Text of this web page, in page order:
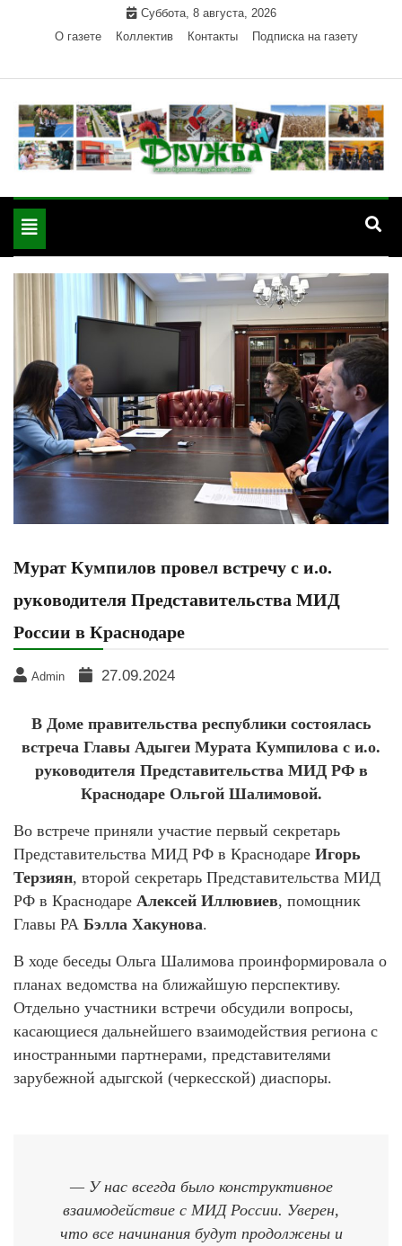
Суббота, 8 августа, 2026
О газете
Коллектив Контакты Подписка на газету
"Дружба" — газета
района РА
Красногвардейского района Республики Адыгея
Toggle
navigation
Мурат Кумпилов провел встречу с и.о.
руководителя Представительства МИД
России в Краснодаре
Admin 27.09.2024
В Доме правительства республики состоялась
встреча Главы Адыгеи Мурата Кумпилова с и.о.
руководителя Представительства МИД РФ в
Краснодаре Ольгой Шалимовой.
Во встрече приняли участие первый секретарь
Представительства МИД РФ в Краснодаре Игорь
Терзиян, второй секретарь Представительства МИД
РФ в Краснодаре Алексей Иллювиев, помощник
Главы РА Бэлла Хакунова.
В ходе беседы Ольга Шалимова проинформировала о
планах ведомства на ближайшую перспективу.
Отдельно участники встречи обсудили вопросы,
касающиеся дальнейшего взаимодействия региона с
иностранными партнерами, представителями
зарубежной адыгской (черкесской) диаспоры.
— У нас всегда было конструктивное
взаимодействие с МИД России. Уверен,
что все начинания будут продолжены и